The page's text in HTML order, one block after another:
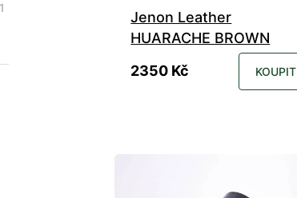
1
Jenon Leather
HUARACHE BROWN
2350 Kč
KOUPIT